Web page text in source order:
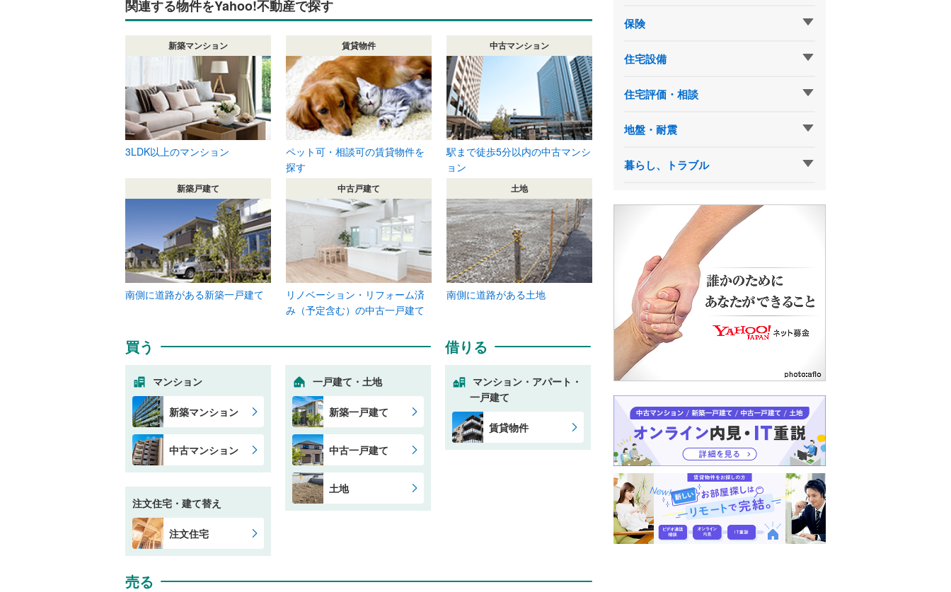
関連する物件をYahoo!不動産で探す
新築マンション
3LDK以上のマンション
賃貸物件
ペット可・相談可の賃貸物件を
探す
中古マンション
駅まで徒歩5分以内の中古マンシ
ョン
新築戸建て
南側に道路がある新築一戸建て
中古戸建て
リノベーション・リフォーム済
み（予定含む）の中古一戸建て
土地
南側に道路がある土地
買う
マンション
新築マンション
中古マンション
注文住宅・建て替え
注文住宅
一戸建て・土地
新築一戸建て
中古一戸建て
土地
借りる
マンション・アパート・
一戸建て
賃貸物件
売る
保険
住宅設備
住宅評価・相談
地盤・耐震
暮らし、トラブル